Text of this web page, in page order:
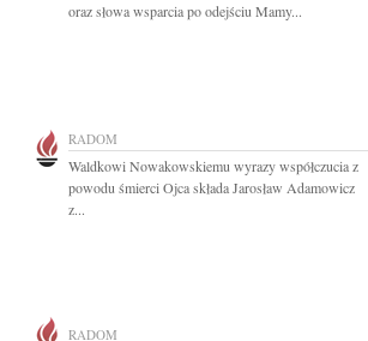
oraz słowa wsparcia po odejściu Mamy...
RADOM
Waldkowi Nowakowskiemu wyrazy współczucia z
powodu śmierci Ojca składa Jarosław Adamowicz
z...
RADOM